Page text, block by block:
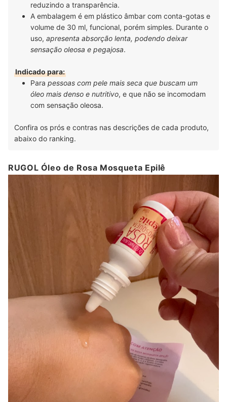
reduzindo a transparência.
A embalagem é em plástico âmbar com conta-gotas e
volume de 30 ml, funcional, porém simples. Durante o
uso, apresenta absorção lenta, podendo deixar
sensação oleosa e pegajosa.
Indicado para:
Para pessoas com pele mais seca que buscam um
óleo mais denso e nutritivo, e que não se incomodam
com sensação oleosa.
Confira os prós e contras nas descrições de cada produto,
abaixo do ranking.
RUGOL Óleo de Rosa Mosqueta Epilê